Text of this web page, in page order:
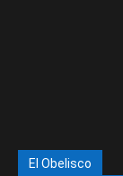
El Obelisco